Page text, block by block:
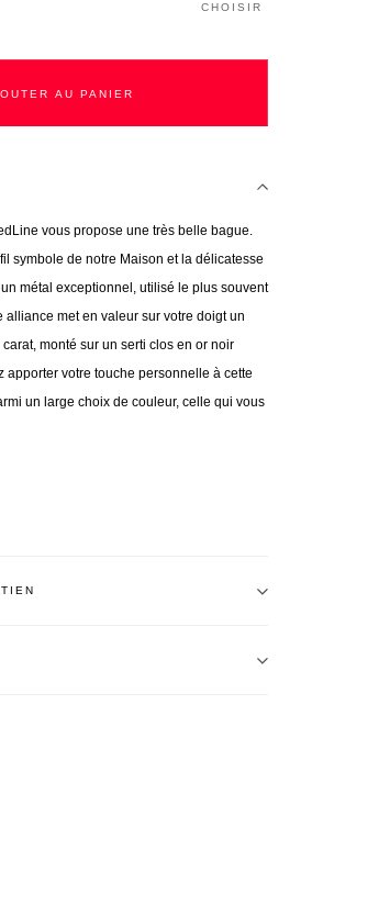
CHOISIR
AU PANIER
vous propose une très belle bague.
symbole de notre Maison et la délicatesse
métal exceptionnel, utilisé le plus souvent
alliance met en valeur sur votre doigt un
monté sur un serti clos en or noir
apporter votre touche personnelle à cette
un large choix de couleur, celle qui vous